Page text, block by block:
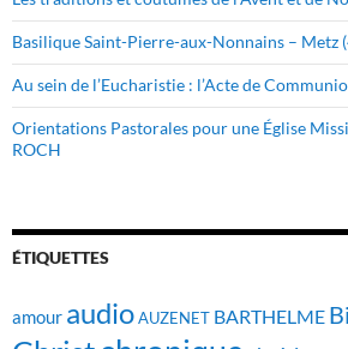
Basilique Saint-Pierre-aux-Nonnains – Metz
Au sein de l’Eucharistie : l’Acte de
Orientations Pastorales pour une Église
ROCH
ÉTIQUETTES
amour audioAUZENET BARTHELME